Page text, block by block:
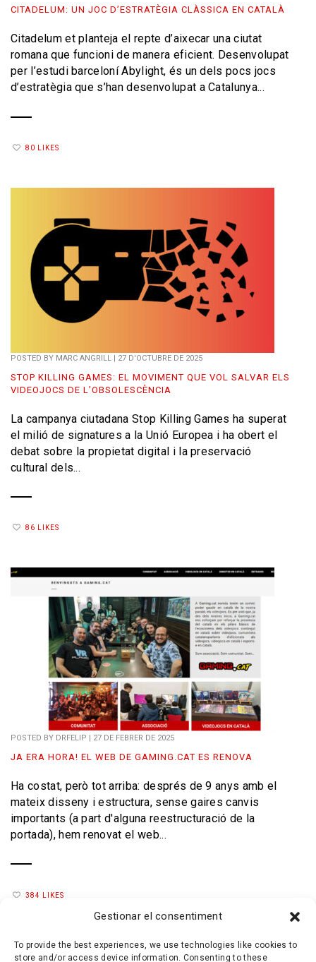
Gestionar el consentiment
To provide the best experiences, we use technologies like cookies to
store and/or access device information. Consenting to these
CITADELUM: UN JOC D’ESTRATÈGIA CLÀSSICA EN CATALÀ
Citadelum et planteja el repte d’aixecar una ciutat
romana que funcioni de manera eficient. Desenvolupat
per l’estudi barceloní Abylight, és un dels pocs jocs
d’estratègia que s’han desenvolupat a Catalunya...
80 LIKES
POSTED BY MARC ANGRILL | 27 D'OCTUBRE DE 2025
STOP KILLING GAMES: EL MOVIMENT QUE VOL SALVAR ELS
VIDEOJOCS DE L’OBSOLESCÈNCIA
La campanya ciutadana Stop Killing Games ha superat
el milió de signatures a la Unió Europea i ha obert el
debat sobre la propietat digital i la preservació
cultural dels...
86 LIKES
POSTED BY DRFELIP | 27 DE FEBRER DE 2025
JA ERA HORA! EL WEB DE GAMING.CAT ES RENOVA
Ha costat, però tot arriba: després de 9 anys amb el
mateix disseny i estructura, sense gaires canvis
importants (a part d'alguna reestructuració de la
portada), hem renovat el web...
384 LIKES